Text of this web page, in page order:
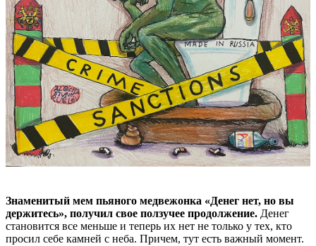
Знаменитый мем пьяного медвежонка «Денег нет, но вы
держитесь», получил свое ползучее продолжение. Денег
становится все меньше и теперь их нет не только у тех, кто
просил себе камней с неба. Причем, тут есть важный момент.